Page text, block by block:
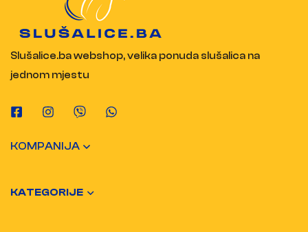
Slušalice.ba webshop, velika ponuda slušalica na
jednom mjestu
KOMPANIJA
KATEGORIJE